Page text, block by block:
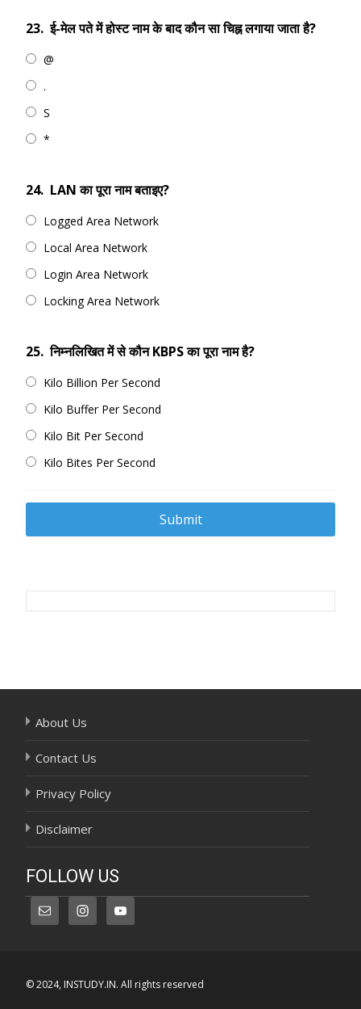
23. ई-मेल पते में होस्ट नाम के बाद कौन सा चिह्न लगाया जाता है?
@
.
S
*
24. LAN का पूरा नाम बताइए?
Logged Area Network
Local Area Network
Login Area Network
Locking Area Network
25. निम्नलिखित में से कौन KBPS का पूरा नाम है?
Kilo Billion Per Second
Kilo Buffer Per Second
Kilo Bit Per Second
Kilo Bites Per Second
Post
About Us
Contact Us
Privacy Policy
Disclaimer
FOLLOW US
© 2024, INSTUDY.IN. All rights reserved